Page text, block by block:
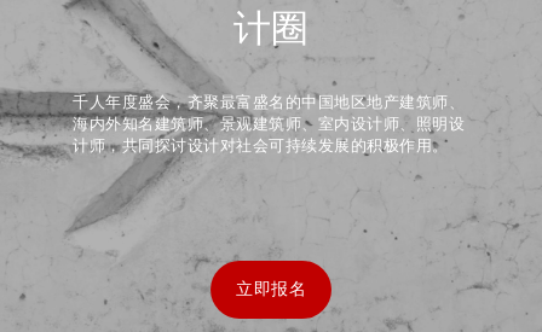
计圈
千人年度盛会，齐聚最富盛名的中国地区地产建筑师、
海内外知名建筑师、景观建筑师、室内设计师、照明设
计师，共同探讨设计对社会可持续发展的积极作用。
立即报名